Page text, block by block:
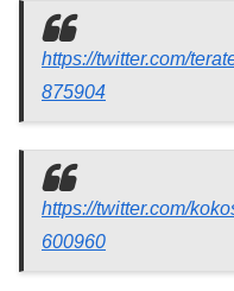
https://twitter.com/
875904
https://twitter.com/
600960